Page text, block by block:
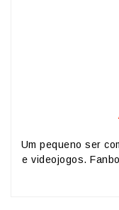
Um pequeno ser
e videojogos.